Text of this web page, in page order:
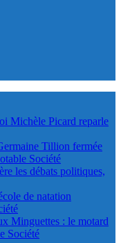
Michèle Picard reparle
Tillion fermée
Société
les débats politiques,
de natation
Minguettes : le motard
Société